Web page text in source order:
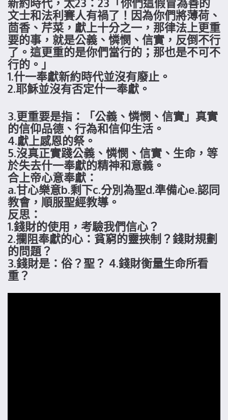
文士和法利賽人有禍了！因為你們將薄荷、
茴香、芹菜，獻上十分之一，那律法上更重
要的事，就是公義、憐憫、信實，反倒不行
了。這更重的是你們當行的；那也是不可不
行的。」
1.什一奉獻新約時代並沒有廢止。
2.耶穌並沒有否定什一奉獻。
3.更重要是指：「公義、憐憫、信實」真實
的信仰品德、行為和信仰生活。
4.獻上感恩的祭。
5.沒真正實踐公義、憐憫、信實、生命，等
於失去什一奉獻的精神和意義。
合上帝心意奉獻：
a.甘心樂意b.剩下c.分別為聖d.準備心e.認同
教會，順服聖經教導。
反思：
1.錢財的使用，考驗我們信心？
2.攔阻奉獻的心：貧窮的靈挾制？錢財規劃
的問題？
3.錢財是：俗？聖？ 4.錢財衡量生命所看
重？